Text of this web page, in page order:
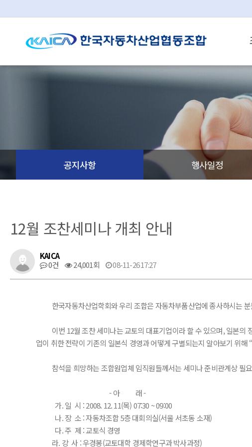
공지사항 행사일정
12월 조찬세미나 개최 안내
KAICA
0건
24,001회 08-11-26 17:27
한국자동차산업학회와 우리 조합은 자동차부품산업에 종사하시는 분
이번 12월 조찬 세미나는 교토의 대표기업이라 할 수 있으며, 일본의
업이 취한 전략이 기존의 일본식 경영과 어떻게 구별되는지 알아보기 위
참석을 희망하는 조합원업체 임직원들께서는 세미나 준비관계상 필요
- 아 래 -
가. 일 시 : 2008. 12. 11(목) 07:30 ~ 09:00
나. 장 소 : 자동차조합 5층 대회의실(서울 서초동 소재)
다. 주 제 : 교토식 경영
라. 강 사 : 우경봉(교토대학 경제학연구과 박사과정)